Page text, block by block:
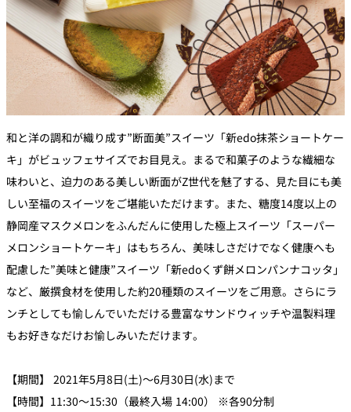
和と洋の調和が織り成す”断面美”スイーツ「新edo抹茶ショートケー
キ」がビュッフェサイズでお目見え。まるで和菓子のような繊細な
味わいと、迫力のある美しい断面がZ世代を魅了する、見た目にも美
しい至福のスイーツをご堪能いただけます。また、糖度14度以上の
静岡産マスクメロンをふんだんに使用した極上スイーツ「スーパー
メロンショートケーキ」はもちろん、美味しさだけでなく健康へも
配慮した”美味と健康”スイーツ「新edoくず餅メロンパンナコッタ」
など、厳撰食材を使用した約20種類のスイーツをご用意。さらにラ
ンチとしても愉しんでいただける豊富なサンドウィッチや温製料理
もお好きなだけお愉しみいただけます。
【期間】 2021年5月8日(土)～6月30日(水)まで
【時間】11:30～15:30（最終入場 14:00） ※各90分制